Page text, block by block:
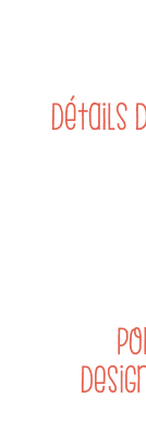
Détails